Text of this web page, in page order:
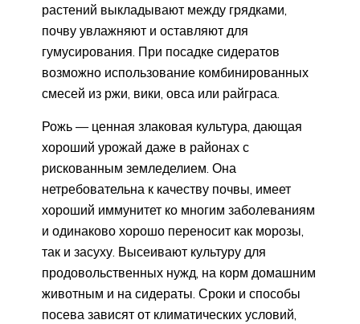
растений выкладывают между грядками,
почву увлажняют и оставляют для
гумусирования. При посадке сидератов
возможно использование комбинированных
смесей из ржи, вики, овса или райграса.
Рожь — ценная злаковая культура, дающая
хороший урожай даже в районах с
рискованным земледелием. Она
нетребовательна к качеству почвы, имеет
хороший иммунитет ко многим заболеваниям
и одинаково хорошо переносит как морозы,
так и засуху. Высеивают культуру для
продовольственных нужд, на корм домашним
животным и на сидераты. Сроки и способы
посева зависят от климатических условий,